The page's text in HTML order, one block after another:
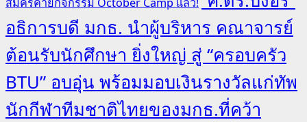
อธิการบดี มกธ. นำผู้บริหาร คณาจารย์
ต้อนรับนักศึกษา ยิ่งใหญ่ สู่ “ครอบครัว
BTU” อบอุ่น พร้อมมอบเงินรางวัลแก่ทัพ
นักกีฬาทีมชาติไทยของมกธ.ที่คว้า